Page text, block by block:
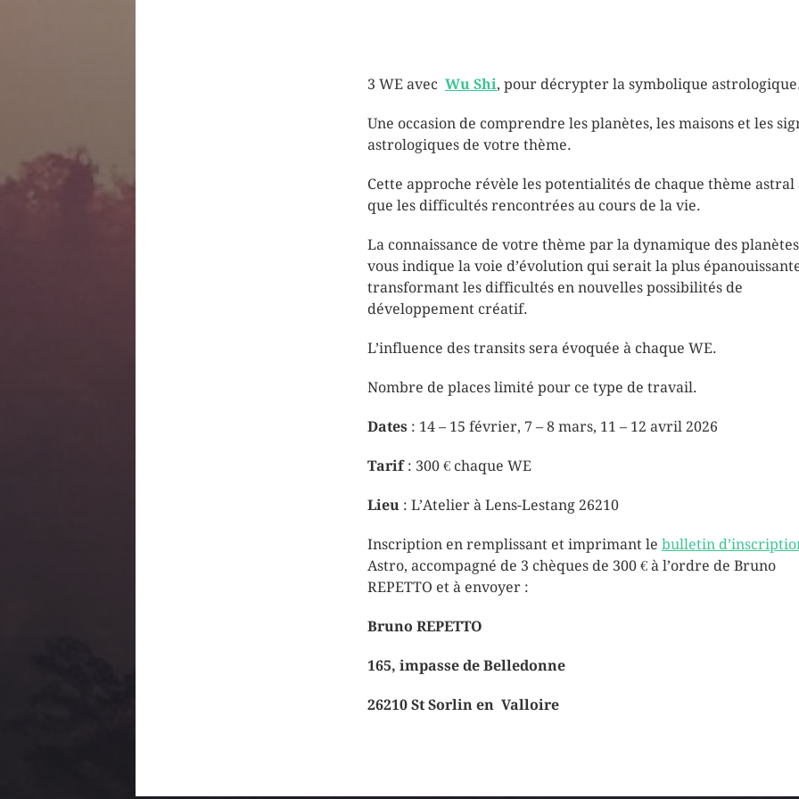
3 WE avec Wu Shi, pour décrypter la symbolique
Une occasion de comprendre les planètes, les maisons et les
astrologiques de votre thème.
Cette approche révèle les potentialités de chaque thème astral
que les difficultés rencontrées au cours de la vie.
La connaissance de votre thème par la dynamique des planètes
vous indique la voie d’évolution qui serait la plus
transformant les difficultés en nouvelles possibilités de
développement créatif.
L’influence des transits sera évoquée à chaque WE.
Nombre de places limité pour ce type de travail.
Dates : 14 – 15 février, 7 – 8 mars, 11 – 12 avril 2026
Tarif: 300 € chaque WE
Lieu : L’Atelier à Lens-Lestang 26210
Inscription en remplissant et imprimant le bulletin
Astro, accompagné de 3 chèques de 300 € à l’ordre de Bruno
REPETTO et à envoyer :
Bruno REPETTO
165, impasse de Belledonne
26210 St Sorlin en Valloire